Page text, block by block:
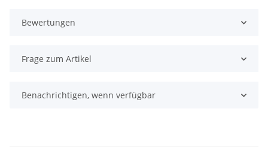
Bewertungen
Frage zum Artikel
Benachrichtigen, wenn verfügbar